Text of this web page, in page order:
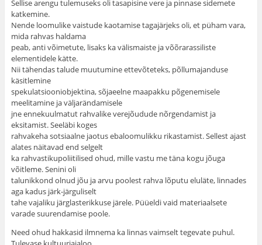
Sellise arengu tulemuseks oli tasapisine vere ja pinnase sidemete
katkemine.
Nende loomulike vaistude kaotamise tagajärjeks oli, et püham vara,
mida rahvas haldama
peab, anti võimetute, lisaks ka välismaiste ja võõrarassiliste
elementidele kätte.
Nii tähendas talude muutumine ettevõteteks, põllumajanduse
käsitlemine
spekulatsiooniobjektina, sõjaeelne maapakku põgenemisele
meelitamine ja väljarändamisele
jne ennekuulmatut rahvalike verejõudude nõrgendamist ja
eksitamist. Seeläbi koges
rahvakeha sotsiaalne jaotus ebaloomulikku rikastamist. Sellest ajast
alates näitavad end selgelt
ka rahvastikupoliitilised ohud, mille vastu me täna kogu jõuga
võitleme. Senini oli
talunikkond olnud jõu ja arvu poolest rahva lõputu eluläte, linnades
aga kadus järk-järguliselt
tahe vajaliku järglasterikkuse järele. Püüeldi vaid materiaalsete
varade suurendamise poole.
Need ohud hakkasid ilmnema ka linnas vaimselt tegevate puhul.